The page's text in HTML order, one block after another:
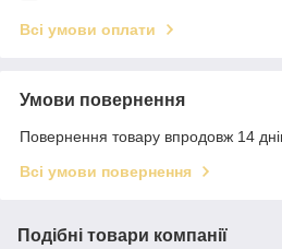
Всі умови оплати
Умови повернення
Повернення товару впродовж 14
Всі умови повернення
Подібні товари компанії